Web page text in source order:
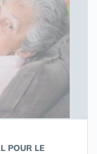
POUR LE